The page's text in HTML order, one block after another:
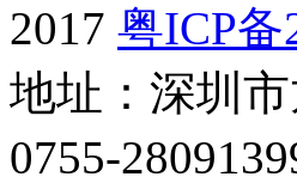
2017 粤ICP备
地址：深圳
0755-